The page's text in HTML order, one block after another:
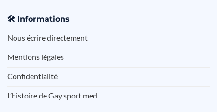
🛠️ Informations
Nous écrire directement
Mentions légales
Confidentialité
L’histoire de Gay sport med